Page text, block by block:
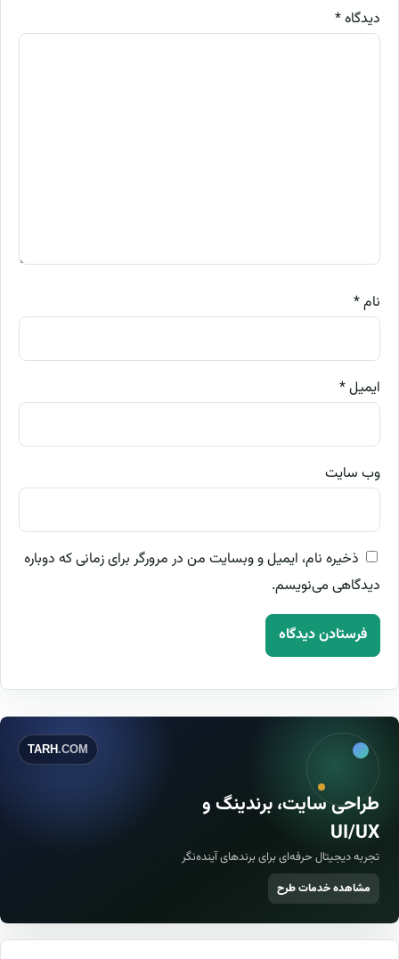
دیدگاه*
نام*
ایمیل*
وب‌ سایت
ذخیره نام، ایمیل و وبسایت من در مرورگر برای زمانی که دوباره
دیدگاهی می‌نویسم.
TARH .COM
طراحی سایت، برندینگ و
UI/UX
تجربه دیجیتال حرفه‌ای برای برندهای آینده‌نگر
مشاهده خدمات طرح